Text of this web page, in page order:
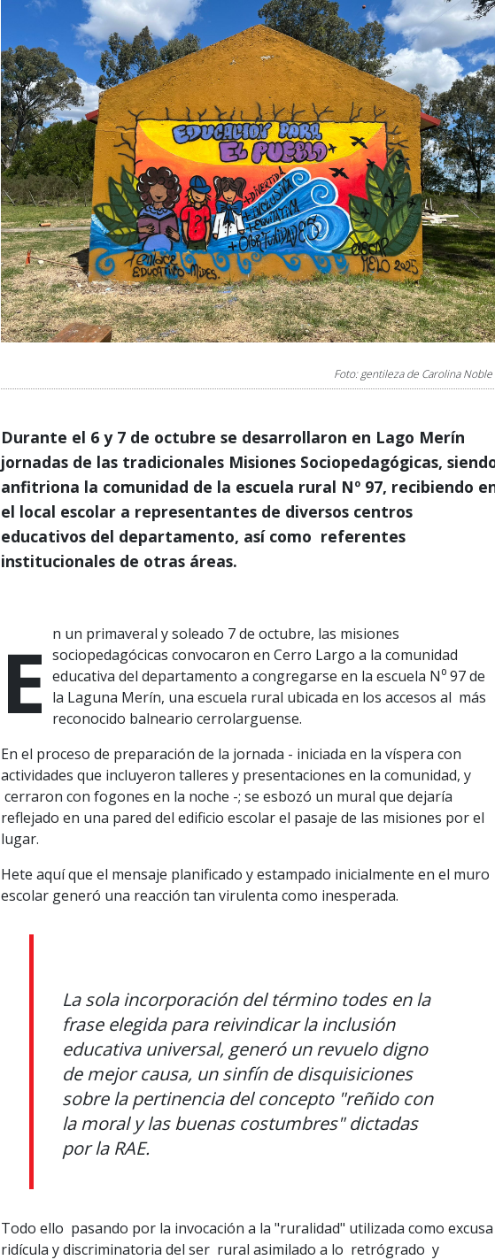
Foto: gentileza de Carolina Noble
Durante el 6 y 7 de octubre se desarrollaron en Lago Merín
jornadas de las tradicionales Misiones Sociopedagógicas,
anfitriona la comunidad de la escuela rural Nº 97, recibiendo
el local escolar a representantes de diversos centros
educativos del departamento, así como referentes
institucionales de otras áreas.
En un primaveral y soleado 7 de octubre, las misiones sociopedagócicas convocaron en Cerro Largo a la comunidad
educativa del departamento a congregarse en la escuela N⁰ 97 de
la Laguna Merín, una escuela rural ubicada en los accesos al más
reconocido balneario cerrolarguense.
En el proceso de preparación de la jornada - iniciada en la víspera con
actividades que incluyeron talleres y presentaciones en la comunidad, y
cerraron con fogones en la noche -; se esbozó un mural que dejaría
reflejado en una pared del edificio escolar el pasaje de las misiones por el
lugar.
Hete aquí que el mensaje planificado y estampado inicialmente en el muro
escolar generó una reacción tan virulenta como inesperada.
La sola incorporación del término todes en la
frase elegida para reivindicar la inclusión
educativa universal, generó un revuelo digno
de mejor causa, un sinfín de disquisiciones
sobre la pertinencia del concepto "reñido con
la moral y las buenas costumbres" dictadas
por la RAE.
Todo ello pasando por la invocación a la "ruralidad" utilizada como excusa
ridícula y discriminatoria del ser rural asimilado a lo retrógrado y